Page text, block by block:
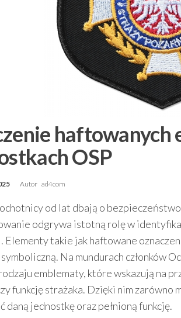
haftowanych
OSP
Autor ad4com
od lat dbają o bezpieczeństwo
odgrywa istotną rolę w
Elementy takie jak haftowane
Na mundurach członków
emblematy, które wskazują na
funkcję strażaka. Dzięki nim zarówno
daną jednostkę oraz pełnioną funkcję.